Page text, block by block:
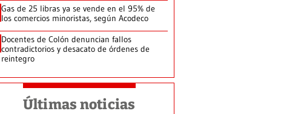
Gas de 25 libras ya se vende en el 95% de
los comercios minoristas, según Acodeco
Docentes de Colón denuncian fallos
contradictorios y desacato de órdenes de
reintegro
Últimas noticias